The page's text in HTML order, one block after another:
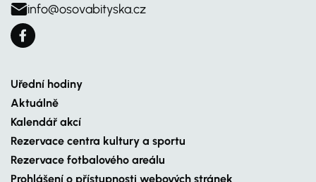
info@osovabityska.cz
Uřední hodiny
Aktuálně
Kalendář akcí
Rezervace centra kultury a sportu
Rezervace fotbalového areálu
Prohlášení o přístupnosti webových stránek